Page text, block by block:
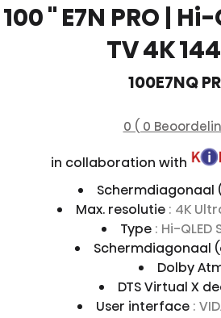
100 '' E7N PRO |
TV 4K
100E7NQ
0 ( 0
in collaboration with
Schermdiagonaal
Max. resolutie : 4K
Type : Hi-QLED
Schermdiagonaal
Dolby
DTS Virtual X
User interface :